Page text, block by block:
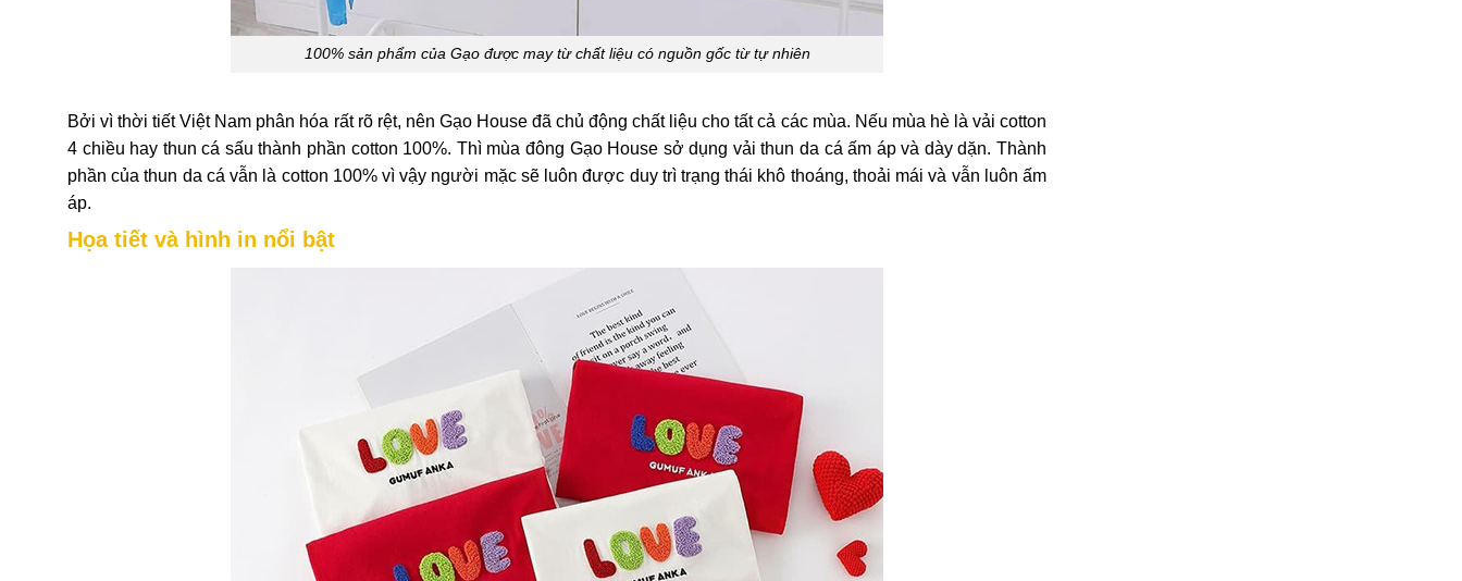
100% sản phẩm của Gạo được may từ chất liệu có nguồn gốc từ tự nhiên
Bởi vì thời tiết Việt Nam phân hóa rất rõ rệt, nên Gạo House đã chủ động chất liệu cho tất cả các mùa. Nếu mùa hè là vải cotton
4 chiều hay thun cá sấu thành phần cotton 100%. Thì mùa đông Gạo House sở dụng vải thun da cá ấm áp và dày dặn. Thành
phần của thun da cá vẫn là cotton 100% vì vậy người mặc sẽ luôn được duy trì trạng thái khô thoáng, thoải mái và vẫn luôn ấm
áp.
Họa tiết và hình in nổi bật